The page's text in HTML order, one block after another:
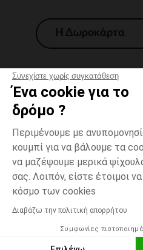
Συνεχίστε χωρίς συγκατάθεση
Ένα cookie για το
δρόμο ?
Περιμένουμε με
κουμπί για να βάλουμε τα
να μαζέψουμε μερικά
σας. Λοιπόν, είστε έτοιμοι
κόσμο των cookies
Διαβάζω την πολιτική απορρήτου
Συμφωνίες
Μπέζ
Δυνατότητα
ΕΠΙΛΟΓΗ
Η Δωροκάρτα
Γενικοί
*Εμπορικες
Προσωπικά
Διαχείρηση
Προσβασιμότητα:
H Orchestra συμμετέχει στον
μεσολάβησης της Γαλλικής